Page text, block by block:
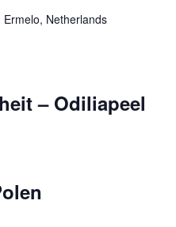
Ermelo, Netherlands
– Odiliapeel